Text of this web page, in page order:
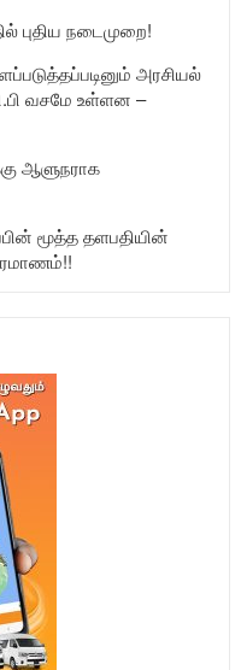
புதிய நடைமுறை!
அரசியல்
வசமே உள்ளன –
ஆளுநராக
மூத்த தளபதியின்